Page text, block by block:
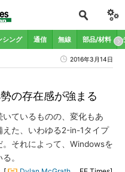
シング 通信 無線 部品/材料
2016年3月14日
の存在感が強まる
ているものの、変化もあ
た、いわゆる2-in-1タイプ
それによって、Windowsを
。